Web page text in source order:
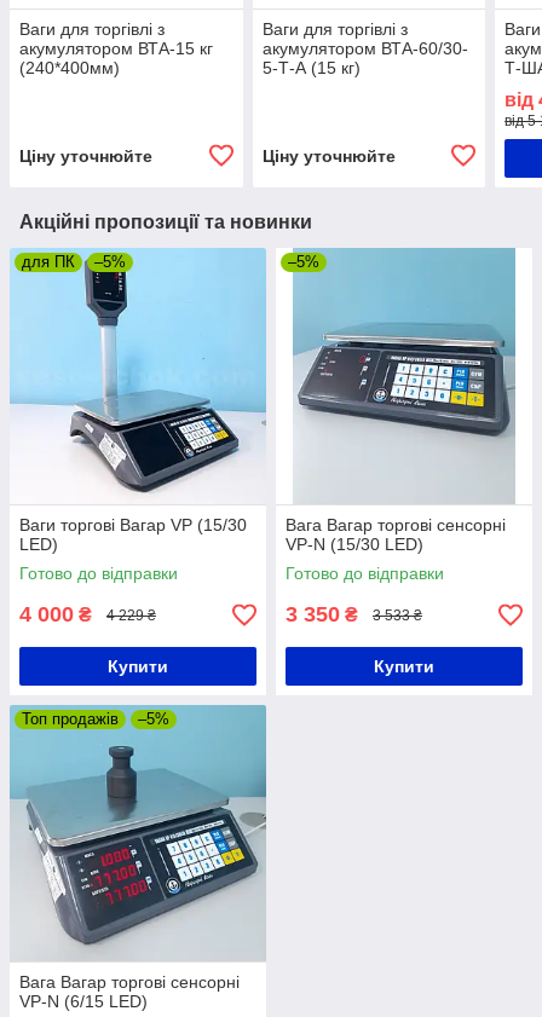
Ваги для торгівлі з
акумулятором ВТА-15 кг
(240*400мм)
Ціну уточнюйте
Ваги для торгівлі з
акумулятором ВТА-60/30-
5-Т-А (15 кг)
Ціну уточнюйте
Т-
від
від
Акційні пропозиції та новинки
для ПК –5%
Ваги торгові Вагар VP (15/30
LED)
Готово до відправки
4 000 ₴ 4 229 ₴
Купити
–5%
Вага Вагар торгові сенсорні
VP-N (15/30 LED)
Готово до відправки
3 350 ₴ 3 533 ₴
Купити
Топ продажів –5%
Вага Вагар торгові сенсорні
VP-N (6/15 LED)